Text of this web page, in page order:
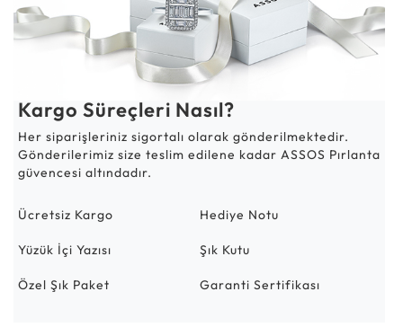
Kargo Süreçleri Nasıl?
Her siparişleriniz sigortalı olarak gönderilmektedir.
Gönderilerimiz size teslim edilene kadar ASSOS Pırlanta
güvencesi altındadır.
Ücretsiz Kargo Hediye Notu
Yüzük İçi Yazısı Şık Kutu
Özel Şık Paket Garanti Sertifikası